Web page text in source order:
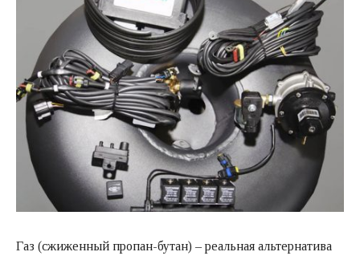
Газ (сжиженный пропан-бутан) – реальная альтернатива